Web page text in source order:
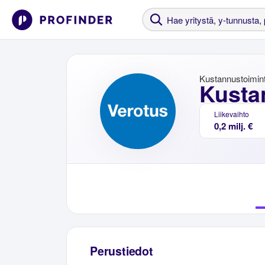
Liikevaihto
0,2 milj. €
Perustiedot